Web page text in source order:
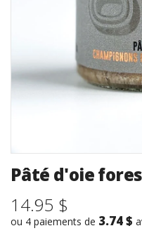
Pâté d'oie
14.95 $
ou 4 paiements de 3.74 $